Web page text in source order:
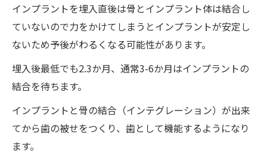
インプラントを埋入直後は骨とインプラント体は結合し
ていないので力をかけてしまうとインプラントが安定し
ないため予後がわるくなる可能性があります。
埋入後最低でも2.3か月、通常3-6か月はインプラントの
結合を待ちます。
インプラントと骨の結合（インテグレーション）が出来
てから歯の被せをつくり、歯として機能するようになり
ます。